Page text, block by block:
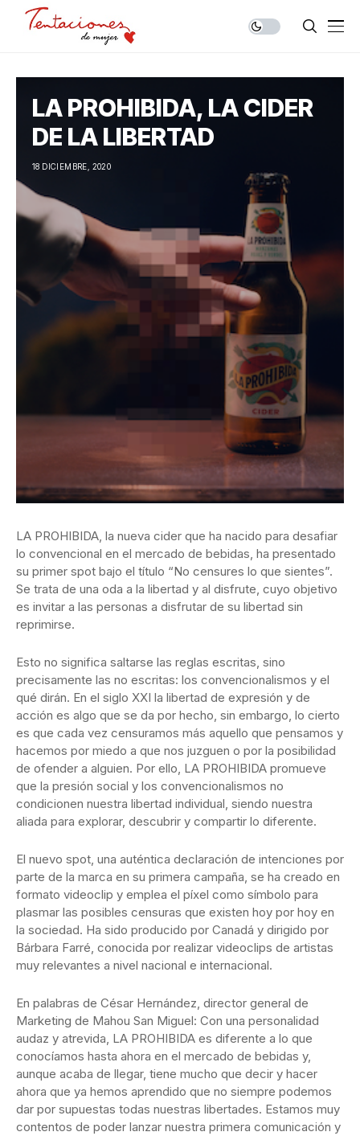
LA PROHIBIDA, LA CIDER
DE LA LIBERTAD
18 DICIEMBRE, 2020
LA PROHIBIDA, la nueva cider que ha nacido para desafiar
lo convencional en el mercado de bebidas, ha presentado
su primer spot bajo el título “No censures lo que sientes”.
Se trata de una oda a la libertad y al disfrute, cuyo objetivo
es invitar a las personas a disfrutar de su libertad sin
reprimirse.
Esto no significa saltarse las reglas escritas, sino
precisamente las no escritas: los convencionalismos y el
qué dirán. En el siglo XXI la libertad de expresión y de
acción es algo que se da por hecho, sin embargo, lo cierto
es que cada vez censuramos más aquello que pensamos y
hacemos por miedo a que nos juzguen o por la posibilidad
de ofender a alguien. Por ello, LA PROHIBIDA promueve
que la presión social y los convencionalismos no
condicionen nuestra libertad individual, siendo nuestra
aliada para explorar, descubrir y compartir lo diferente.
El nuevo spot, una auténtica declaración de intenciones por
parte de la marca en su primera campaña, se ha creado en
formato videoclip y emplea el píxel como símbolo para
plasmar las posibles censuras que existen hoy por hoy en
la sociedad. Ha sido producido por Canadá y dirigido por
Bárbara Farré, conocida por realizar videoclips de artistas
muy relevantes a nivel nacional e internacional.
En palabras de César Hernández, director general de
Marketing de Mahou San Miguel: Con una personalidad
audaz y atrevida, LA PROHIBIDA es diferente a lo que
conocíamos hasta ahora en el mercado de bebidas y,
aunque acaba de llegar, tiene mucho que decir y hacer
ahora que ya hemos aprendido que no siempre podemos
dar por supuestas todas nuestras libertades. Estamos muy
contentos de poder lanzar nuestra primera comunicación y